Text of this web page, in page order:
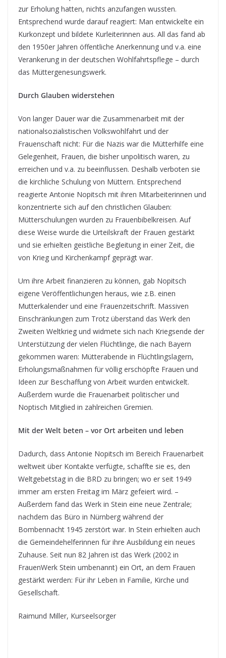
zur Erholung hatten, nichts anzufangen wussten.
Entsprechend wurde darauf reagiert: Man entwickelte ein
Kurkonzept und bildete Kurleiterinnen aus. All das fand ab
den 1950er Jahren öffentliche Anerkennung und v.a. eine
Verankerung in der deutschen Wohlfahrtspflege – durch
das Müttergenesungswerk.
Durch Glauben widerstehen
Von langer Dauer war die Zusammenarbeit mit der
nationalsozialistischen Volkswohlfahrt und der
Frauenschaft nicht: Für die Nazis war die Mütterhilfe eine
Gelegenheit, Frauen, die bisher unpolitisch waren, zu
erreichen und v.a. zu beeinflussen. Deshalb verboten sie
die kirchliche Schulung von Müttern. Entsprechend
reagierte Antonie Nopitsch mit ihren Mitarbeiterinnen und
konzentrierte sich auf den christlichen Glauben:
Mütterschulungen wurden zu Frauenbibelkreisen. Auf
diese Weise wurde die Urteilskraft der Frauen gestärkt
und sie erhielten geistliche Begleitung in einer Zeit, die
von Krieg und Kirchenkampf geprägt war.
Um ihre Arbeit finanzieren zu können, gab Nopitsch
eigene Veröffentlichungen heraus, wie z.B. einen
Mutterkalender und eine Frauenzeitschrift. Massiven
Einschränkungen zum Trotz überstand das Werk den
Zweiten Weltkrieg und widmete sich nach Kriegsende der
Unterstützung der vielen Flüchtlinge, die nach Bayern
gekommen waren: Mütterabende in Flüchtlingslagern,
Erholungsmaßnahmen für völlig erschöpfte Frauen und
Ideen zur Beschaffung von Arbeit wurden entwickelt.
Außerdem wurde die Frauenarbeit politischer und
Noptisch Mitglied in zahlreichen Gremien.
Mit der Welt beten – vor Ort arbeiten und leben
Dadurch, dass Antonie Nopitsch im Bereich Frauenarbeit
weltweit über Kontakte verfügte, schaffte sie es, den
Weltgebetstag in die BRD zu bringen; wo er seit 1949
immer am ersten Freitag im März gefeiert wird. –
Außerdem fand das Werk in Stein eine neue Zentrale;
nachdem das Büro in Nürnberg während der
Bombennacht 1945 zerstört war. In Stein erhielten auch
die Gemeindehelferinnen für ihre Ausbildung ein neues
Zuhause. Seit nun 82 Jahren ist das Werk (2002 in
FrauenWerk Stein umbenannt) ein Ort, an dem Frauen
gestärkt werden: Für ihr Leben in Familie, Kirche und
Gesellschaft.
Raimund Miller, Kurseelsorger